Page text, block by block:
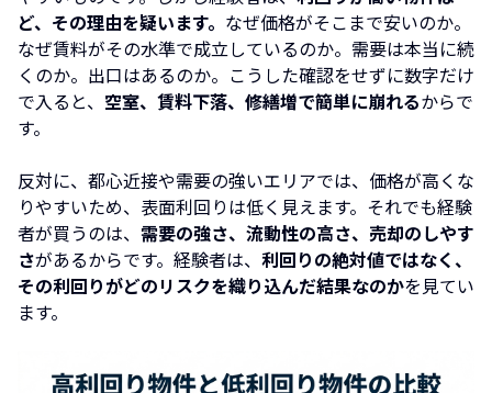
ど、その理由を疑います。 なぜ価格がそこまで安いのか。
なぜ賃料がその水準で成立しているのか。需要は本当に続
くのか。出口はあるのか。こうした確認をせずに数字だけ
で入ると、 空室、賃料下落、修繕増で簡単に崩れるからで
す。
反対に、都心近接や需要の強いエリアでは、価格が高くな
りやすいため、表面利回りは低く見えます。それでも経験
者が買うのは、 需要の強さ、流動性の高さ、売却のしやす
さがあるからです。経験者は、 利回りの絶対値ではなく、
その利回りがどのリスクを織り込んだ結果なのかを見てい
ます。